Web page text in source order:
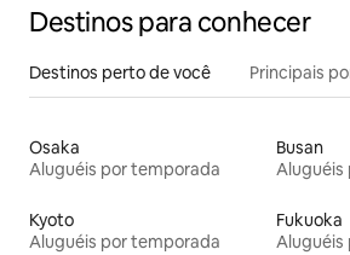
Destinos para conhecer
Destinos perto de você Principais
Osaka
Aluguéis por temporada
Busan
Aluguéis
Kyoto
Aluguéis por temporada
Fukuoka
Aluguéis